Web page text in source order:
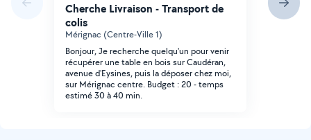
Cherche Livraison - Transport de
colis
Mérignac (Centre-Ville 1)
Bonjour, Je recherche quelqu'un pour venir
récupérer une table en bois sur Caudéran,
avenue d'Eysines, puis la déposer chez moi,
sur Mérignac centre. Budget : 20 - temps
estimé 30 à 40 min.